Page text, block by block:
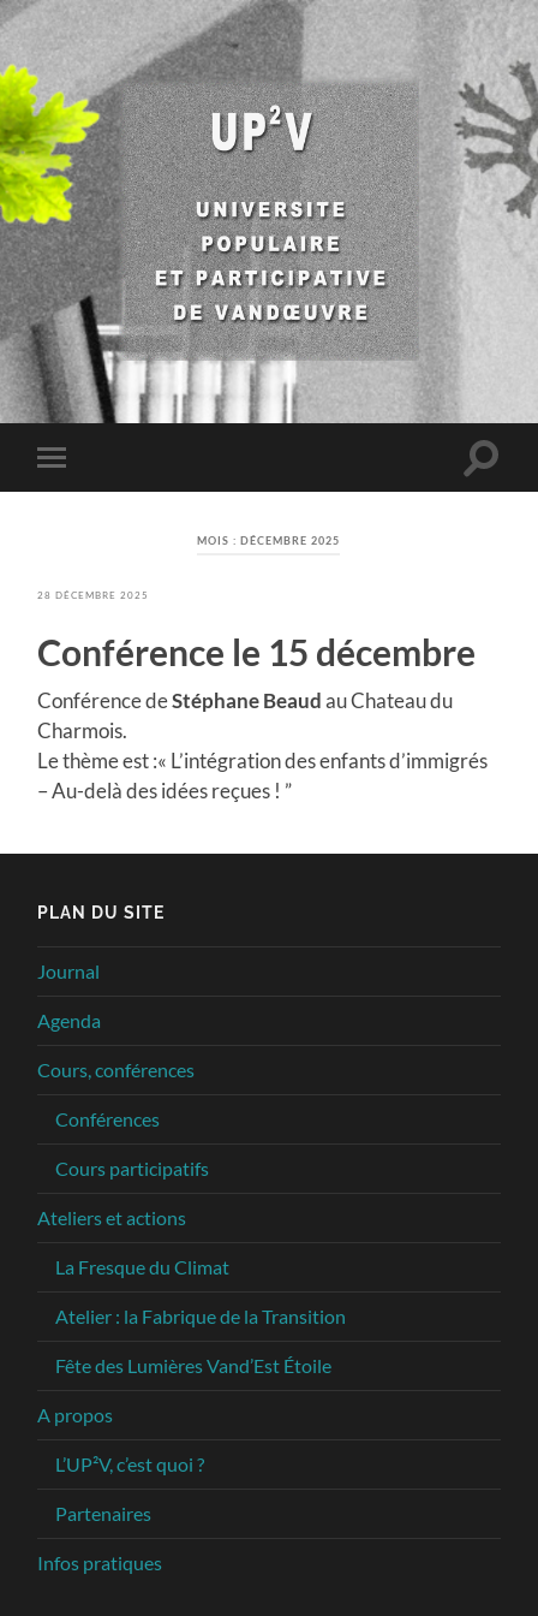
UP2V
Toggle
mobile
Toggle
MOIS :DÉCEMBRE 2025
28 DÉCEMBRE 2025
Conférence le 15 décembre
Conférence deStéphane Beaudau Chateau du
Charmois.
Le thème est :« L’intégration des enfants d’immigrés
– Au-delà des idées reçues ! ”
PLAN DU SITE
Journal
Agenda
Cours, conférences
Conférences
Cours participatifs
Ateliers et actions
La Fresque du Climat
Atelier : la Fabrique de la Transition
Fête des Lumières Vand’Est Étoile
A propos
L’UP²V, c’est quoi ?
Partenaires
Infos pratiques